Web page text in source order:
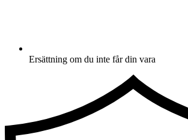
Ersättning om du inte får din vara